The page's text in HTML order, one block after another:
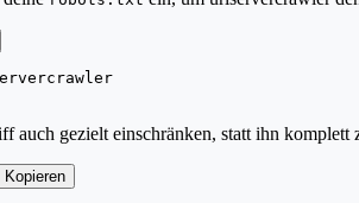
auch gezielt einschränken, statt ihn komplett
Kopieren